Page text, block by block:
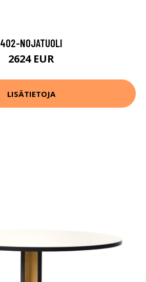
402-NOJATUOLI
2624 EUR
LISÄTIETOJA